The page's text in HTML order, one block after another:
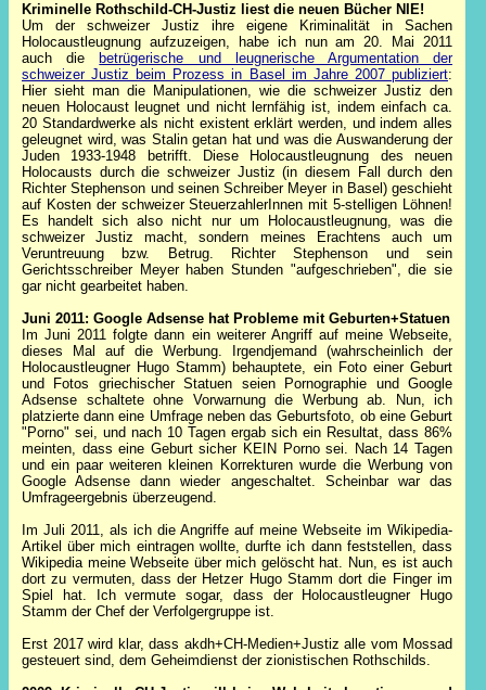
Kriminelle Rothschild-CH-Justiz liest die neuen Bücher NIE!
Um der schweizer Justiz ihre eigene Kriminalität in Sachen
Holocaustleugnung aufzuzeigen, habe ich nun am 20. Mai 2011
auch die
betrügerische und leugnerische Argumentation der
schweizer Justiz beim Prozess in Basel im Jahre 2007 publiziert:
Hier sieht man die Manipulationen, wie die schweizer Justiz den
neuen Holocaust leugnet und nicht lernfähig ist, indem einfach ca.
20 Standardwerke als nicht existent erklärt werden, und indem alles
geleugnet wird, was Stalin getan hat und was die Auswanderung der
Juden 1933-1948 betrifft. Diese Holocaustleugnung des neuen
Holocausts durch die schweizer Justiz (in diesem Fall durch den
Richter Stephenson und seinen Schreiber Meyer in Basel) geschieht
auf Kosten der schweizer SteuerzahlerInnen mit 5-stelligen Löhnen!
Es handelt sich also nicht nur um Holocaustleugnung, was die
schweizer Justiz macht, sondern meines Erachtens auch um
Veruntreuung bzw. Betrug. Richter Stephenson und sein
Gerichtsschreiber Meyer haben Stunden "aufgeschrieben", die sie
gar nicht gearbeitet haben.
Juni 2011: Google Adsense hat Probleme mit Geburten+Statuen
Im Juni 2011 folgte dann ein weiterer Angriff auf meine Webseite,
dieses Mal auf die Werbung. Irgendjemand (wahrscheinlich der
Holocaustleugner Hugo Stamm) behauptete, ein Foto einer Geburt
und Fotos griechischer Statuen seien Pornographie und Google
Adsense schaltete ohne Vorwarnung die Werbung ab. Nun, ich
platzierte dann eine Umfrage neben das Geburtsfoto, ob eine Geburt
"Porno" sei, und nach 10 Tagen ergab sich ein Resultat, dass 86%
meinten, dass eine Geburt sicher KEIN Porno sei. Nach 14 Tagen
und ein paar weiteren kleinen Korrekturen wurde die Werbung von
Google Adsense dann wieder angeschaltet. Scheinbar war das
Umfrageergebnis überzeugend.
Im Juli 2011, als ich die Angriffe auf meine Webseite im Wikipedia-
Artikel über mich eintragen wollte, durfte ich dann feststellen, dass
Wikipedia meine Webseite über mich gelöscht hat. Nun, es ist auch
dort zu vermuten, dass der Hetzer Hugo Stamm dort die Finger im
Spiel hat. Ich vermute sogar, dass der Holocaustleugner Hugo
Stamm der Chef der Verfolgergruppe ist.
Erst 2017 wird klar, dass akdh+CH-Medien+Justiz alle vom Mossad
gesteuert sind, dem Geheimdienst der zionistischen Rothschilds.